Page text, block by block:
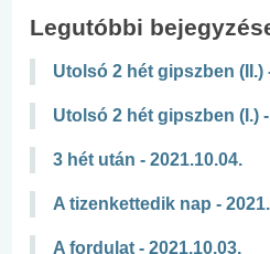
Legutóbbi
Utolsó 2 hét gipszben (II.)
Utolsó 2 hét gipszben (I.)
3 hét után - 2021.10.04.
A tizenkettedik nap -
A fordulat - 2021.10.03.